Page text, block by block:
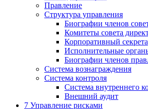
Правление
Структура управления
Биографии членов
Комитеты совета
Корпоративный
Исполнительные
Биографии членов
Система вознаграждения
Система контроля
Система внутреннего
Внешний аудит
7 Управление рисками